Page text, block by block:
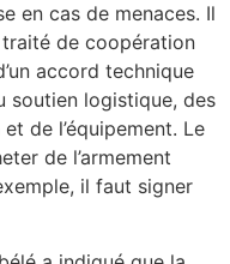
en cas de menaces. Il
de coopération
accord technique
soutien logistique, des
de l’équipement. Le
de l’armement
il faut signer